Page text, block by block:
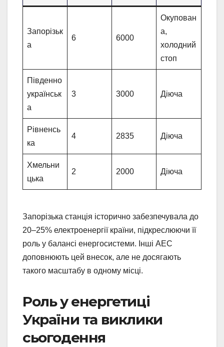
Запорізьк
а
6 6000
Окупован
а,
холодний
стоп
Південно
українськ
а
3 3000 Діюча
Рівненсь
ка
4 2835 Діюча
Хмельни
цька
2 2000 Діюча
Запорізька станція історично забезпечувала до
20–25% електроенергії країни, підкреслюючи її
роль у балансі енергосистеми. Інші АЕС
доповнюють цей внесок, але не досягають
такого масштабу в одному місці.
Роль у енергетиці
України та виклики
сьогодення